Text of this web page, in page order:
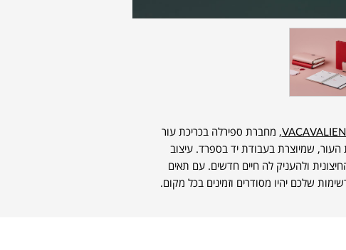
, מחברת ספירלה בכריכת עור
העור, שמיוצרת בעבודת יד בספרד. עיצוב
ולהעניק לה חיים חדשים. עם תאים
שלכם יהיו מסודרים וזמינים בכל מקום.